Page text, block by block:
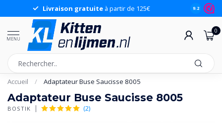
Livraison gratuite à partir de 125€ 9.2
MENU
0
Accueil / Adaptateur Buse Saucisse 8005
Adaptateur Buse Saucisse 8005
BOSTIK (2)